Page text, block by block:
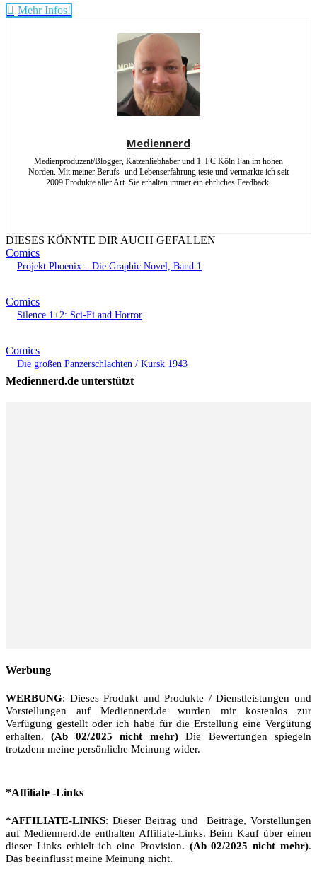
Mehr Infos!
Mediennerd
Medienproduzent/Blogger, Katzenliebhaber und 1. FC Köln Fan im hohen
Norden. Mit meiner Berufs- und Lebenserfahrung teste und vermarkte ich seit
2009 Produkte aller Art. Sie erhalten immer ein ehrliches Feedback.
DIESES KÖNNTE DIR AUCH GEFALLEN
Comics
Projekt Phoenix – Die Graphic Novel, Band 1
Comics
Silence 1+2: Sci-Fi and Horror
Comics
Die großen Panzerschlachten / Kursk 1943
Mediennerd.de unterstützt
Werbung
WERBUNG: Dieses Produkt und Produkte / Dienstleistungen und
Vorstellungen auf Mediennerd.de wurden mir kostenlos zur
Verfügung gestellt oder ich habe für die Erstellung eine Vergütung
erhalten.(Ab 02/2025 nicht mehr)Die Bewertungen spiegeln
trotzdem meine persönliche Meinung wider.
*Affiliate -Links
*AFFILIATE-LINKS: Dieser Beitrag und Beiträge, Vorstellungen
auf Mediennerd.de enthalten Affiliate-Links. Beim Kauf über einen
dieser Links erhielt ich eine Provision. (Ab 02/2025 nicht mehr).
Das beeinflusst meine Meinung nicht.